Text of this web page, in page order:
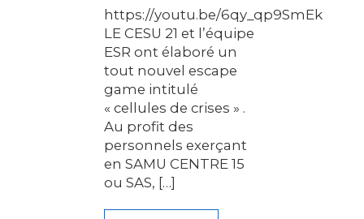
https://youtu.be/6qy_qp9SmEk
LE CESU 21 et l’équipe
ESR ont élaboré un
tout nouvel escape
game intitulé
« cellules de crises » .
Au profit des
personnels exerçant
en SAMU CENTRE 15
ou SAS, […]